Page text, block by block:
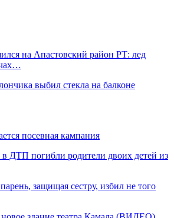
на Апастовский район РТ: лед
выбил стекла на балконе
посевная кампания
в ДТП погибли родители двоих детей из
защищая сестру, избил не того